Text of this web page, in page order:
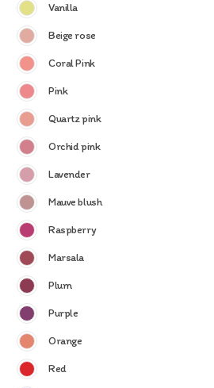
Vanilla
Beige rose
Coral Pink
Pink
Quartz pink
Orchid pink
Lavender
Mauve blush
Raspberry
Marsala
Plum
Purple
Orange
Red